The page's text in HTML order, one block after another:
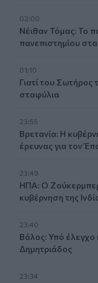
02:00
Νέιθαν Τόμας: Το
πανεπιστημίου
01:10
Γιατί του
σταφύλια
23:55
Βρετανία: Η
έρευνας για τον
23:49
ΗΠΑ: Ο
κυβέρνηση της
23:40
Βόλος: Υπό
Δημητριάδος
23:34